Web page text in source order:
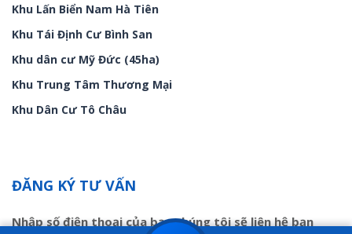
Khu Lấn Biển Nam Hà Tiên
Khu Tái Định Cư Bình San
Khu dân cư Mỹ Đức (45ha)
Khu Trung Tâm Thương Mại
Khu Dân Cư Tô Châu
ĐĂNG KÝ TƯ VẤN
Nhập số điện thoại của bạn chúng tôi sẽ liên hệ bạn